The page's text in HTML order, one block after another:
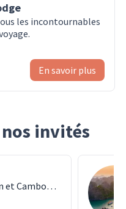
les incontournables
En savoir plus
invités
Le Duo Vietnam et Cambodge